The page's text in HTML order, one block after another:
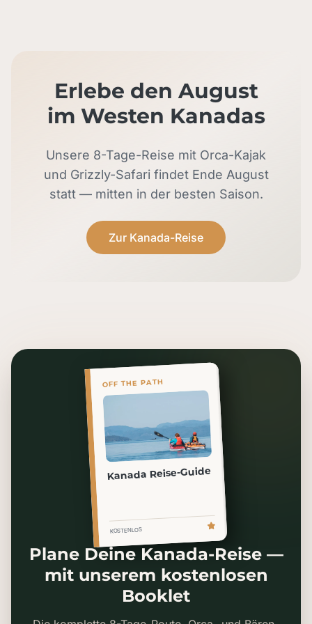
Erlebe den August
im Westen Kanadas
Unsere 8-Tage-Reise mit Orca-Kajak
und Grizzly-Safari findet Ende August
statt — mitten in der besten Saison.
Zur Kanada-Reise
OFF THE PATH
Kanada Reise-Guide
KOSTENLOS
Plane Deine Kanada-Reise —
mit unserem kostenlosen
Booklet